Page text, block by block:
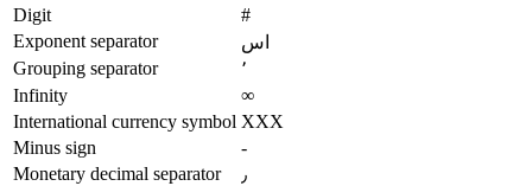
Digit
#
Exponent separator
اس
Grouping separator
٬
Infinity
∞
International currency symbol XXX
Minus sign
-
Monetary decimal separator
٫